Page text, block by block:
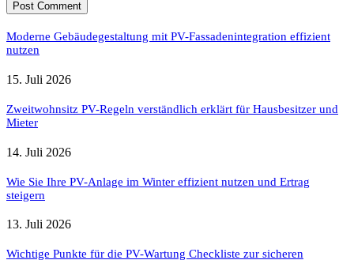
Moderne Gebäudegestaltung mit PV-Fassadenintegration effizient
nutzen
15. Juli 2026
Zweitwohnsitz PV-Regeln verständlich erklärt für Hausbesitzer und
Mieter
14. Juli 2026
Wie Sie Ihre PV-Anlage im Winter effizient nutzen und Ertrag
steigern
13. Juli 2026
Wichtige Punkte für die PV-Wartung Checkliste zur sicheren